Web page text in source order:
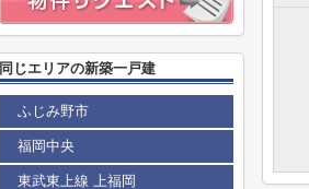
同じエリアの新築一戸建
ふじみ野市
福岡中央
東武東上線 上福岡